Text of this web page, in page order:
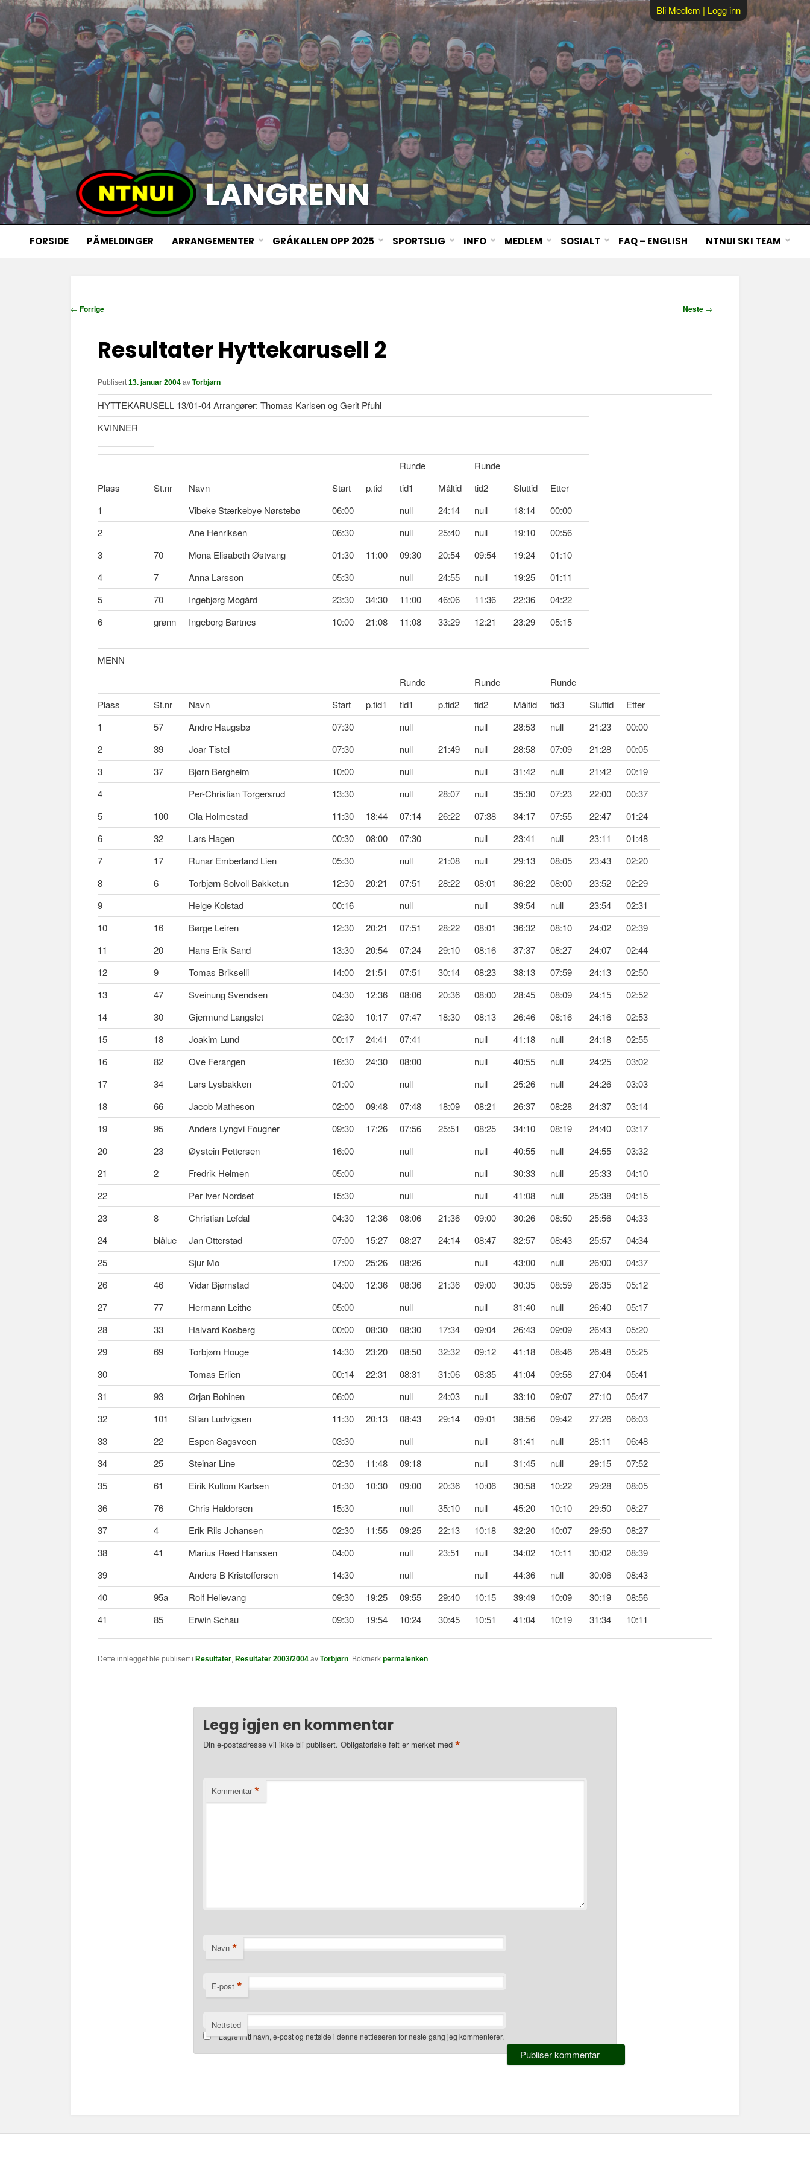
LANGRENN
Bli Medlem | Logg inn
FORSIDE PÅMELDINGER ARRANGEMENTER GRÅKALLEN OPP 2025 SPORTSLIG INFO MEDLEM SOSIALT FAQ – ENGLISH NTNUI SKI TEAM
I← Forrige Neste →
Resultater Hyttekarusell 2
Publisert13. januar 2004 av Torbjørn
HYTTEKARUSELL 13/01-04 Arrangører: Thomas Karlsen og Gerit Pfuhl
KVINNER
Runde
Runde
Plass
St.nr Navn Start p.tid tid1 Måltid tid2 Sluttid
Etter
1
Vibeke Stærkebye Nørstebø 06:00 null 24:14 null 18:14
00:00
2
Ane Henriksen 06:30 null 25:40 null 19:10
00:56
3
70 Mona Elisabeth Østvang 01:30 11:00 09:30 20:54 09:54 19:24
01:10
4
7 Anna Larsson 05:30 null 24:55 null 19:25
01:11
5
70 Ingebjørg Mogård 23:30 34:30 11:00 46:06 11:36 22:36
04:22
6
grønn Ingeborg Bartnes 10:00 21:08 11:08 33:29 12:21 23:29 05:15
MENN
Runde
Runde
Runde
Plass
St.nr Navn Start p.tid1 tid1 p.tid2 tid2 Måltid tid3 Sluttid
Etter
1
57 Andre Haugsbø 07:30 null null 28:53 null 21:23
00:00
2
39 Joar Tistel 07:30 null 21:49 null 28:58 07:09 21:28
00:05
3
37 Bjørn Bergheim 10:00 null null 31:42 null 21:42
00:19
4
Per-Christian Torgersrud 13:30 null 28:07 null 35:30 07:23 22:00
00:37
5
100 Ola Holmestad 11:30 18:44 07:14 26:22 07:38 34:17 07:55 22:47
01:24
6
32 Lars Hagen 00:30 08:00 07:30 null 23:41 null 23:11
01:48
7
17 Runar Emberland Lien 05:30 null 21:08 null 29:13 08:05 23:43
02:20
8
6 Torbjørn Solvoll Bakketun 12:30 20:21 07:51 28:22 08:01 36:22 08:00 23:52
02:29
9
Helge Kolstad 00:16 null null 39:54 null 23:54
02:31
10
16 Børge Leiren 12:30 20:21 07:51 28:22 08:01 36:32 08:10 24:02
02:39
11
20 Hans Erik Sand 13:30 20:54 07:24 29:10 08:16 37:37 08:27 24:07
02:44
12
9 Tomas Brikselli 14:00 21:51 07:51 30:14 08:23 38:13 07:59 24:13
02:50
13
47 Sveinung Svendsen 04:30 12:36 08:06 20:36 08:00 28:45 08:09 24:15
02:52
14
30 Gjermund Langslet 02:30 10:17 07:47 18:30 08:13 26:46 08:16 24:16
02:53
15
18 Joakim Lund 00:17 24:41 07:41 null 41:18 null 24:18
02:55
16
82 Ove Ferangen 16:30 24:30 08:00 null 40:55 null 24:25
03:02
17
34 Lars Lysbakken 01:00 null null 25:26 null 24:26
03:03
18
66 Jacob Matheson 02:00 09:48 07:48 18:09 08:21 26:37 08:28 24:37
03:14
19
95 Anders Lyngvi Fougner 09:30 17:26 07:56 25:51 08:25 34:10 08:19 24:40
03:17
20
23 Øystein Pettersen 16:00 null null 40:55 null 24:55
03:32
21
2 Fredrik Helmen 05:00 null null 30:33 null 25:33
04:10
22
Per Iver Nordset 15:30 null null 41:08 null 25:38
04:15
23
8 Christian Lefdal 04:30 12:36 08:06 21:36 09:00 30:26 08:50 25:56
04:33
24
blålue Jan Otterstad 07:00 15:27 08:27 24:14 08:47 32:57 08:43 25:57
04:34
25
Sjur Mo 17:00 25:26 08:26 null 43:00 null 26:00
04:37
26
46 Vidar Bjørnstad 04:00 12:36 08:36 21:36 09:00 30:35 08:59 26:35
05:12
27
77 Hermann Leithe 05:00 null null 31:40 null 26:40
05:17
28
33 Halvard Kosberg 00:00 08:30 08:30 17:34 09:04 26:43 09:09 26:43
05:20
29
69 Torbjørn Houge 14:30 23:20 08:50 32:32 09:12 41:18 08:46 26:48
05:25
30
Tomas Erlien 00:14 22:31 08:31 31:06 08:35 41:04 09:58 27:04
05:41
31
93 Ørjan Bohinen 06:00 null 24:03 null 33:10 09:07 27:10
05:47
32
101 Stian Ludvigsen 11:30 20:13 08:43 29:14 09:01 38:56 09:42 27:26
06:03
33
22 Espen Sagsveen 03:30 null null 31:41 null 28:11
06:48
34
25 Steinar Line 02:30 11:48 09:18 null 31:45 null 29:15
07:52
35
61 Eirik Kultom Karlsen 01:30 10:30 09:00 20:36 10:06 30:58 10:22 29:28
08:05
36
76 Chris Haldorsen 15:30 null 35:10 null 45:20 10:10 29:50
08:27
37
4 Erik Riis Johansen 02:30 11:55 09:25 22:13 10:18 32:20 10:07 29:50
08:27
38
41 Marius Røed Hanssen 04:00 null 23:51 null 34:02 10:11 30:02
08:39
39
Anders B Kristoffersen 14:30 null null 44:36 null 30:06
08:43
40
95a Rolf Hellevang 09:30 19:25 09:55 29:40 10:15 39:49 10:09 30:19
08:56
41
85 Erwin Schau 09:30 19:54 10:24 30:45 10:51 41:04 10:19 31:34 10:11
Dette innlegget ble publisert i Resultater, Resultater 2003/2004 av Torbjørn. Bokmerk permalenken.
Legg igjen en kommentar
Din e-postadresse vil ikke bli publisert. Obligatoriske felt er merket med *
Kommentar *
Navn *
E-post *
Nettsted
Lagre mitt navn, e-post og nettside i denne nettleseren for neste gang jeg kommenterer.
Alternative: